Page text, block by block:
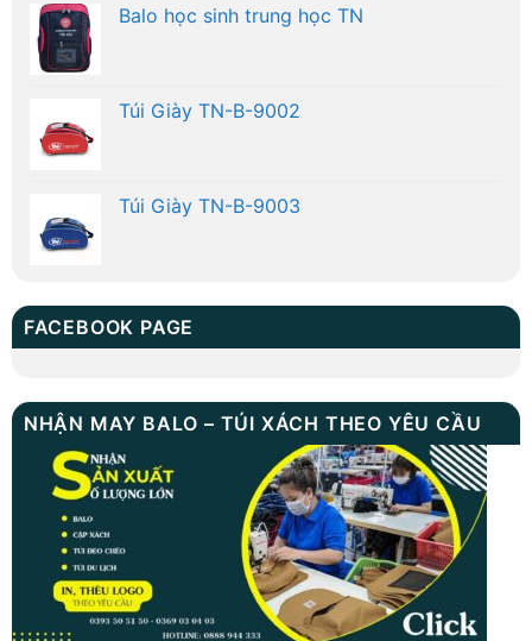
Balo học sinh trung học TN
Túi Giày TN-B-9002
Túi Giày TN-B-9003
FACEBOOK PAGE
NHẬN MAY BALO – TÚI XÁCH THEO YÊU CẦU